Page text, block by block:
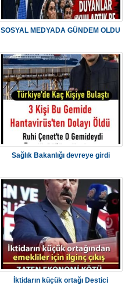
SOSYAL MEDYADA GÜNDEM OLDU
Sağlık Bakanlığı devreye girdi
İktidarın küçük ortağı Destici